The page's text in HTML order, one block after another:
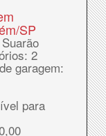
SP
2
garagem:
para